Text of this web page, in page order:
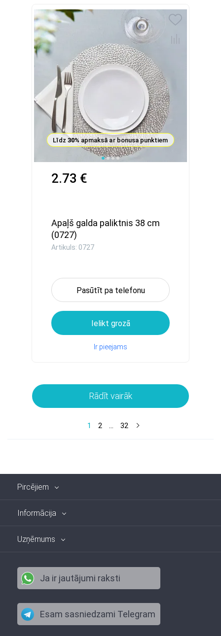
Līdz 30%apmaksā ar bonusa punktiem
2.73 €
Apaļš galda paliktnis 38 cm
(0727)
Artikuls: 0727
Pasūtīt pa telefonu
Ielikt grozā
Ir pieejams
Rādīt vairāk
1 2 ... 32
Pircējiem
Informācija
Uzņēmums
Ja ir jautājumi raksti
Esam sasniedzami Telegram